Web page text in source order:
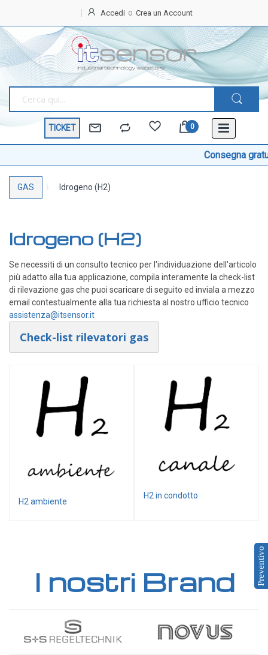
Accedi Crea un Account
TICKET
Consegna
GAS Idrogeno (H2)
Idrogeno (H2)
Se necessiti di un consulto tecnico per l'individuazione dell'articolo
più adatto alla tua applicazione, compila interamente la check-list
di rilevazione gas che puoi scaricare di seguito ed inviala a mezzo
email contestualmente alla tua richiesta al nostro ufficio tecnico
assistenza@itsensor.it
Check-list rilevatori gas
H2 ambiente
H2 in condotto
I nostri Brand
OFFERTE
SPECIALI
BEST
SELLER
TEMPERATURA
Sonde temperatura ambiente
Sonde temperatura a cavo
Sonde temperatura a contatto di superficie
Sonde temperatura con connettore
Trasmettitori di temperatura
Moduli guida DIN
Trasmettitori per testa
Termostati e Regolatori
Termostati e regolatori digitali
Termostati ambiente
Termostati a contatto
Termostati da canale
Strumenti portatili
Pozzetti termometrici
Colle, Grassi e Adesivi
Teste di connessione
Preventivo